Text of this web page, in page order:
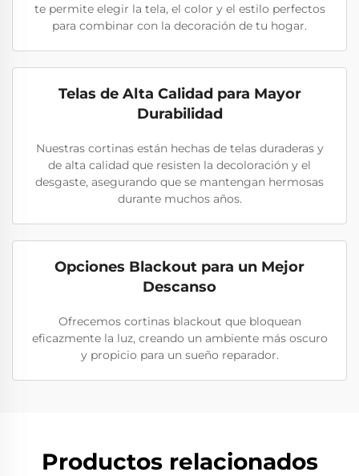
te permite elegir la tela, el color y el estilo perfectos
para combinar con la decoración de tu hogar.
Telas de Alta Calidad para Mayor
Durabilidad
Nuestras cortinas están hechas de telas duraderas y
de alta calidad que resisten la decoloración y el
desgaste, asegurando que se mantengan hermosas
durante muchos años.
Opciones Blackout para un Mejor
Descanso
Ofrecemos cortinas blackout que bloquean
eficazmente la luz, creando un ambiente más oscuro
y propicio para un sueño reparador.
Productos relacionados